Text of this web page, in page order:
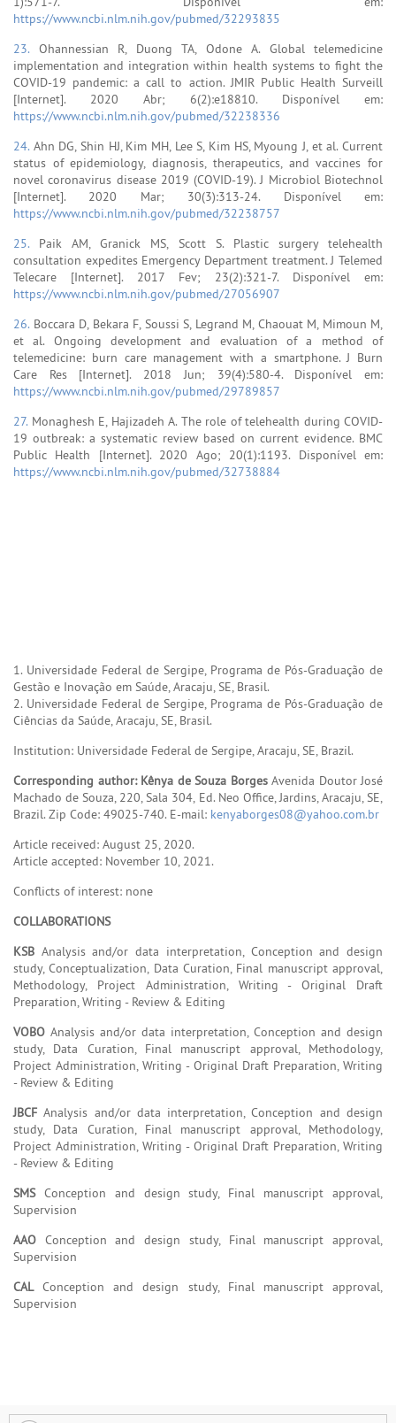
https://www.ncbi.nlm.nih.gov/pubmed/32293835
23. Ohannessian R, Duong TA, Odone A. Global telemedicine
implementation and integration within health systems to fight the
COVID-19 pandemic: a call to action. JMIR Public Health Surveill
[Internet]. 2020 Abr; 6(2):e18810. Disponível em:
https://www.ncbi.nlm.nih.gov/pubmed/32238336
24. Ahn DG, Shin HJ, Kim MH, Lee S, Kim HS, Myoung J, et al. Current
status of epidemiology, diagnosis, therapeutics, and vaccines for
novel coronavirus disease 2019 (COVID-19). J Microbiol Biotechnol
[Internet]. 2020 Mar; 30(3):313-24. Disponível em:
https://www.ncbi.nlm.nih.gov/pubmed/32238757
25. Paik AM, Granick MS, Scott S. Plastic surgery telehealth
consultation expedites Emergency Department treatment. J Telemed
Telecare [Internet]. 2017 Fev; 23(2):321-7. Disponível em:
https://www.ncbi.nlm.nih.gov/pubmed/27056907
26. Boccara D, Bekara F, Soussi S, Legrand M, Chaouat M, Mimoun M,
et al. Ongoing development and evaluation of a method of
telemedicine: burn care management with a smartphone. J Burn
Care Res [Internet]. 2018 Jun; 39(4):580-4. Disponível em:
https://www.ncbi.nlm.nih.gov/pubmed/29789857
27. Monaghesh E, Hajizadeh A. The role of telehealth during COVID-
19 outbreak: a systematic review based on current evidence. BMC
Public Health [Internet]. 2020 Ago; 20(1):1193. Disponível em:
https://www.ncbi.nlm.nih.gov/pubmed/32738884
1. Universidade Federal de Sergipe, Programa de Pós-Graduação de
Gestão e Inovação em Saúde, Aracaju, SE, Brasil.
2. Universidade Federal de Sergipe, Programa de Pós-Graduação de
Ciências da Saúde, Aracaju, SE, Brasil.
Institution: Universidade Federal de Sergipe, Aracaju, SE, Brazil.
Corresponding author: Kênya de Souza BorgesAvenida Doutor José
Machado de Souza, 220, Sala 304, Ed. Neo Office, Jardins, Aracaju, SE,
Brazil. Zip Code: 49025-740. E-mail: kenyaborges08@yahoo.com.br
Article received: August 25, 2020.
Article accepted: November 10, 2021.
Conflicts of interest: none
COLLABORATIONS
KSB Analysis and/or data interpretation, Conception and design
study, Conceptualization, Data Curation, Final manuscript approval,
Methodology, Project Administration, Writing - Original Draft
Preparation, Writing - Review & Editing
VOBO Analysis and/or data interpretation, Conception and design
study, Data Curation, Final manuscript approval, Methodology,
Project Administration, Writing - Original Draft Preparation, Writing
- Review & Editing
JBCF Analysis and/or data interpretation, Conception and design
study, Data Curation, Final manuscript approval, Methodology,
Project Administration, Writing - Original Draft Preparation, Writing
- Review & Editing
SMSConception and design study, Final manuscript approval,
Supervision
AAO Conception and design study, Final manuscript approval,
Supervision
CALConception and design study, Final manuscript approval,
Supervision